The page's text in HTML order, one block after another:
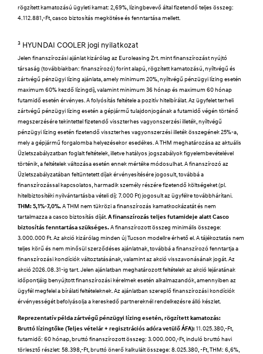
rögzített kamatozású ügyleti kamat: 2,69%, lízingbevevő által fizetendő teljes összeg:
4.112.881,-Ft, casco biztosítás megkötése és fenntartása mellett.
3 HYUNDAI COOLER jogi nyilatkozat
Jelen finanszírozási ajánlat kizárólag az Euroleasing Zrt. mint finanszírozást nyújtó
társaság (továbbiakban: finanszírozó) forint alapú, rögzített kamatozású, nyíltvégű és
zártvégű pénzügyi lízing ajánlata, amely minimum 20%, nyíltvégű pénzügyi lízing esetén
maximum 60% kezdő lízingdíj, valamint minimum 36 hónap és maximum 60 hónap
futamidő esetén érvényes. A folyósítás feltétele a pozitív hitelbírálat. Az ügyfelet terheli
zártvégű pénzügyi lízing esetén a gépjármű tulajdonjogának a futamidő végén történő
megszerzésére tekintettel fizetendő visszterhes vagyonszerzési illeték, nyíltvégű
pénzügyi lízing esetén fizetendő visszterhes vagyonszerzési illeték összegének 25%-a,
mely a gépjármű forgalomba helyezésekor esedékes. A THM meghatározása az aktuális
Üzletszabályzatban foglalt feltételek, illetve hatályos jogszabályok figyelembevételével
történik, a feltételek változása esetén ennek mértéke módosulhat. A finanszírozó az
Üzletszabályzatában feltüntetett díjak érvényesítésére jogosult, továbbá a
finanszírozással kapcsolatos, harmadik személy részére fizetendő költségeket (pl.
hitelbiztosítéki nyilvántartásba vételi díj: 7.000 Ft) jogosult az ügyfélre továbbhárítani.
THM: 5,1%-7,0%.A THM nem tükrözi a finanszírozás kamatkockázatát és nem
tartalmazza a casco biztosítás díját.A finanszírozás teljes futamideje alatt Casco
biztosítás fenntartása szükséges.A finanszírozott összeg minimális összege:
3.000.000 Ft. Az akció kizárólag minden új Tucson modellre érhető el. A tájékoztatás nem
teljes körű és nem minősül szerződéses ajánlatnak, továbbá a finanszírozó fenntartja a
finanszírozási kondíciók változtatásának, valamint az akció visszavonásának jogát. Az
akció 2026.08.31-ig tart. Jelen ajánlatban meghatározott feltételek az akció lejáratának
időpontjáig benyújtott finanszírozási kérelmek esetén alkalmazandók, amennyiben az
ügyfél megfelel a bírálati feltételeknek. Az ajánlatban szereplő finanszírozási kondíciók
érvényességét befolyásolja a kereskedő partnereknél rendelkezésre álló készlet.
Reprezentatív példa zártvégű pénzügyi lízing esetén, rögzített kamatozás:
Bruttó lízingtőke (Teljes vételár + regisztrációs adóra vetülő ÁFA):11.025.380,-Ft,
futamidő: 60 hónap, bruttó finanszírozott összeg: 3.000.000,-Ft, induló bruttó havi
törlesztő részlet: 58.398,-Ft, bruttó önerő kalkulált összege: 8.025.380, -Ft, THM: 6,6%,